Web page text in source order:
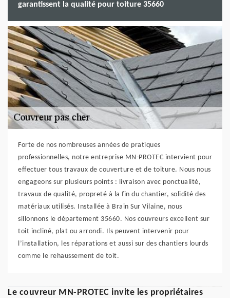
garantissent la qualité pour toiture 35660
Forte de nos nombreuses années de pratiques
professionnelles, notre entreprise MN-PROTEC intervient pour
effectuer tous travaux de couverture et de toiture. Nous nous
engageons sur plusieurs points : livraison avec ponctualité,
travaux de qualité, propreté à la fin du chantier, solidité des
matériaux utilisés. Installée à Brain Sur Vilaine, nous
sillonnons le département 35660. Nos couvreurs excellent sur
toit incliné, plat ou arrondi. Ils peuvent intervenir pour
l’installation, les réparations et aussi sur des chantiers lourds
comme le rehaussement de toit.
Le couvreur MN-PROTEC invite les propriétaires